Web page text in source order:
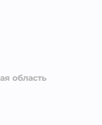
область